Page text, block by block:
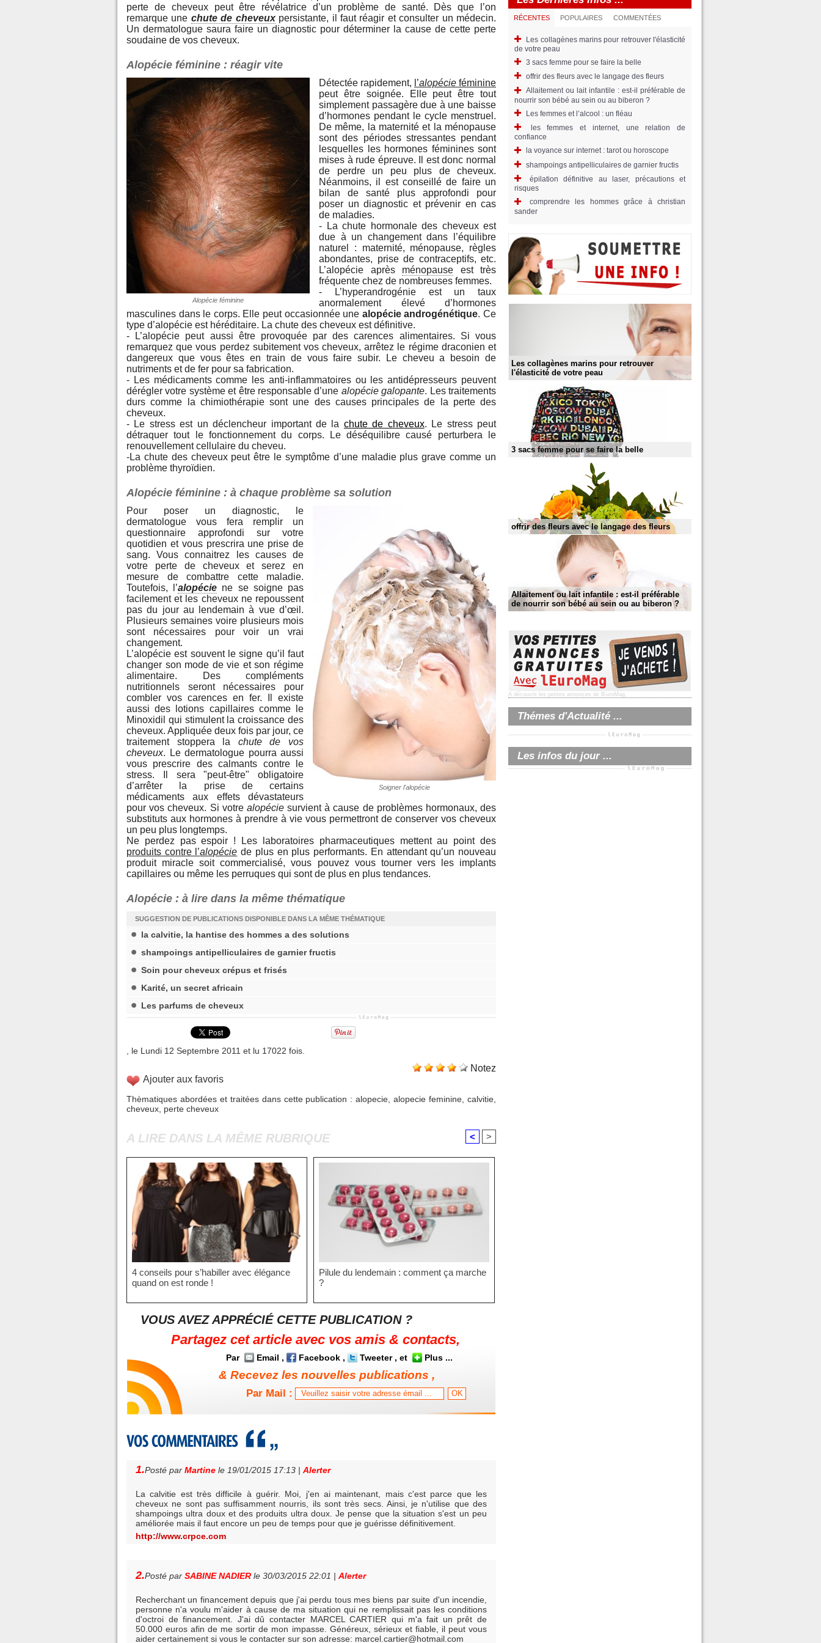
perte de cheveux peut être révélatrice d’un problème de santé. Dès que l’on
remarque une chute de cheveuxpersistante, il faut réagir et consulter un médecin.
Un dermatologue saura faire un diagnostic pour déterminer la cause de cette perte
soudaine de vos cheveux.
Alopécie féminine : réagir vite
Alopécie féminine
Détectée rapidement, l’alopécie féminine
peut être soignée. Elle peut être tout
simplement passagère due à une baisse
d’hormones pendant le cycle menstruel.
De même, la maternité et la ménopause
sont des périodes stressantes pendant
lesquelles les hormones féminines sont
mises à rude épreuve. Il est donc normal
de perdre un peu plus de cheveux.
Néanmoins, il est conseillé de faire un
bilan de santé plus approfondi pour
poser un diagnostic et prévenir en cas
de maladies.
- La chute hormonale des cheveux est
due à un changement dans l’équilibre
naturel : maternité, ménopause, règles
abondantes, prise de contraceptifs, etc.
L’alopécie après ménopause est très
fréquente chez de nombreuses femmes.
- L’hyperandrogénie est un taux
anormalement élevé d’hormones
masculines dans le corps. Elle peut occasionnée une alopécie androgénétique. Ce
type d’alopécie est héréditaire. La chute des cheveux est définitive.
- L’alopécie peut aussi être provoquée par des carences alimentaires. Si vous
remarquez que vous perdez subitement vos cheveux, arrêtez le régime draconien et
dangereux que vous êtes en train de vous faire subir. Le cheveu a besoin de
nutriments et de fer pour sa fabrication.
- Les médicaments comme les anti-inflammatoires ou les antidépresseurs peuvent
dérégler votre système et être responsable d’une alopécie galopante. Les traitements
durs comme la chimiothérapie sont une des causes principales de la perte des
cheveux.
- Le stress est un déclencheur important de la chute de cheveux. Le stress peut
détraquer tout le fonctionnement du corps. Le déséquilibre causé perturbera le
renouvellement cellulaire du cheveu.
-La chute des cheveux peut être le symptôme d’une maladie plus grave comme un
problème thyroïdien.
Alopécie féminine : à chaque problème sa solution
Soigner l'alopécie
Pour poser un diagnostic, le
dermatologue vous fera remplir un
questionnaire approfondi sur votre
quotidien et vous prescrira une prise de
sang. Vous connaitrez les causes de
votre perte de cheveux et serez en
mesure de combattre cette maladie.
Toutefois, l’alopécie ne se soigne pas
facilement et les cheveux ne repoussent
pas du jour au lendemain à vue d’œil.
Plusieurs semaines voire plusieurs mois
sont nécessaires pour voir un vrai
changement.
L’alopécie est souvent le signe qu’il faut
changer son mode de vie et son régime
alimentaire. Des compléments
nutritionnels seront nécessaires pour
combler vos carences en fer. Il existe
aussi des lotions capillaires comme le
Minoxidil qui stimulent la croissance des
cheveux. Appliquée deux fois par jour, ce
traitement stoppera la chute de vos
cheveux. Le dermatologue pourra aussi
vous prescrire des calmants contre le
stress. Il sera "peut-être" obligatoire
d’arrêter la prise de certains
médicaments aux effets dévastateurs
pour vos cheveux. Si votre alopéciesurvient à cause de problèmes hormonaux, des
substituts aux hormones à prendre à vie vous permettront de conserver vos cheveux
un peu plus longtemps.
Ne perdez pas espoir ! Les laboratoires pharmaceutiques mettent au point des
produits contre l’alopécie de plus en plus performants. En attendant qu’un nouveau
produit miracle soit commercialisé, vous pouvez vous tourner vers les implants
capillaires ou même les perruques qui sont de plus en plus tendances.
Alopécie : à lire dans la même thématique
SUGGESTION DE PUBLICATIONS DISPONIBLE DANS LA MÊME THÉMATIQUE
la calvitie, la hantise des hommes a des solutions
shampoings antipelliculaires de garnier fructis
Soin pour cheveux crépus et frisés
Karité, un secret africain
Les parfums de cheveux
, le Lundi 12 Septembre 2011 et lu 17022 fois.
Notez
Ajouter aux favoris
Thèmatiques abordées et traitées dans cette publication :alopecie ,alopecie feminine ,calvitie
cheveux perte cheveux
A LIRE DANS LA MÊME RUBRIQUE < >
4 conseils pour s’habiller avec élégance
quand on est ronde !
Pilule du lendemain : comment ça marche
?
VOUS AVEZ APPRÉCIÉ CETTE PUBLICATION ?
Partagez cet article avec vos amis & contacts,
Par Email , Facebook , Tweeter, et Plus ...
& Recevez les nouvelles publications ,
Par Mail :
1.Posté par Martine le 19/01/2015 17:13 | Alerter
La calvitie est très difficile à guérir. Moi, j'en ai maintenant, mais c'est parce que les
cheveux ne sont pas suffisamment nourris, ils sont très secs. Ainsi, je n'utilise que des
shampoings ultra doux et des produits ultra doux. Je pense que la situation s'est un peu
améliorée mais il faut encore un peu de temps pour que je guérisse définitivement.
http://www.crpce.com
2.Posté par SABINE NADIER le 30/03/2015 22:01 | Alerter
Recherchant un financement depuis que j'ai perdu tous mes biens par suite d'un incendie,
personne n'a voulu m'aider à cause de ma situation qui ne remplissait pas les conditions
d'octroi de financement. J'ai dû contacter MARCEL CARTIER qui m'a fait un prêt de
50.000 euros afin de me sortir de mon impasse. Généreux, sérieux et fiable, il peut vous
aider certainement si vous le contacter sur son adresse: marcel.cartier@hotmail.com
RÉCENTES POPULAIRES COMMENTÉES
Les collagènes marins pour retrouver l'élasticité
de votre peau
3 sacs femme pour se faire la belle
offrir des fleurs avec le langage des fleurs
Allaitement ou lait infantile : est-il préférable de
nourrir son bébé au sein ou au biberon ?
Les femmes et l’alcool : un fléau
les femmes et internet, une relation de
confiance
la voyance sur internet : tarot ou horoscope
shampoings antipelliculaires de garnier fructis
épilation définitive au laser, précautions et
risques
comprendre les hommes grâce à christian
sander
Les collagènes marins pour retrouver
l'élasticité de votre peau
3 sacs femme pour se faire la belle
offrir des fleurs avec le langage des fleurs
Allaitement ou lait infantile : est-il préférable
de nourrir son bébé au sein ou au biberon ?
A découvrir les petites annonces de lEuroMag.
Thémes d'Actualité ...
Les infos du jour ...